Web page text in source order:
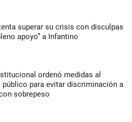
superar su crisis con disculpas
apoyo” a Infantino
ordenó medidas al
público para evitar discriminación a
sobrepeso